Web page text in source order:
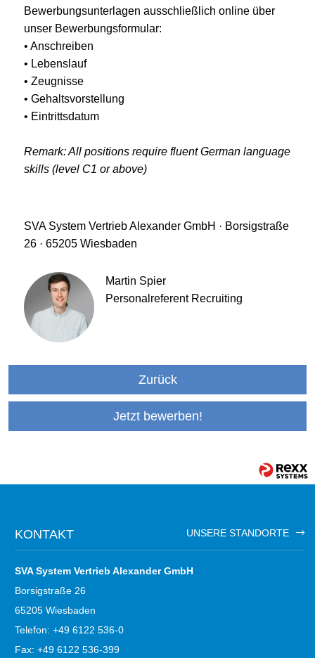
Bewerbungsunterlagen ausschließlich online über
unser Bewerbungsformular:
• Anschreiben
• Lebenslauf
• Zeugnisse
• Gehaltsvorstellung
• Eintrittsdatum
Remark: All positions require fluent German language
skills (level C1 or above)
SVA System Vertrieb Alexander GmbH · Borsigstraße
26 · 65205 Wiesbaden
Martin Spier
Personalreferent Recruiting
Zurück
Jetzt bewerben!
KONTAKT UNSERE STANDORTE
SVA System Vertrieb Alexander GmbH
Borsigstraße 26
65205 Wiesbaden
Telefon: +49 6122 536-0
Fax: +49 6122 536-399